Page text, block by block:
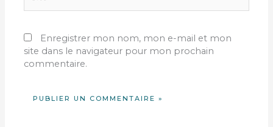
Enregistrer mon nom, mon e-mail et mon
site dans le navigateur pour mon prochain
commentaire.